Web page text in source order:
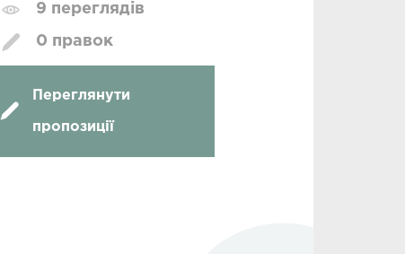
9 переглядів
0 правок
Переглянути
пропозиції